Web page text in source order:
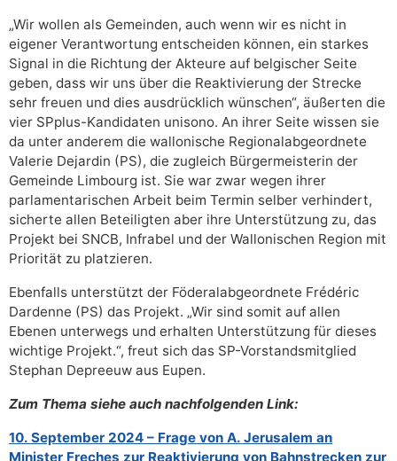
„Wir wollen als Gemeinden, auch wenn wir es nicht in
eigener Verantwortung entscheiden können, ein starkes
Signal in die Richtung der Akteure auf belgischer Seite
geben, dass wir uns über die Reaktivierung der Strecke
sehr freuen und dies ausdrücklich wünschen“, äußerten die
vier SPplus-Kandidaten unisono. An ihrer Seite wissen sie
da unter anderem die wallonische Regionalabgeordnete
Valerie Dejardin (PS), die zugleich Bürgermeisterin der
Gemeinde Limbourg ist. Sie war zwar wegen ihrer
parlamentarischen Arbeit beim Termin selber verhindert,
sicherte allen Beteiligten aber ihre Unterstützung zu, das
Projekt bei SNCB, Infrabel und der Wallonischen Region mit
Priorität zu platzieren.
Ebenfalls unterstützt der Föderalabgeordnete Frédéric
Dardenne (PS) das Projekt. „Wir sind somit auf allen
Ebenen unterwegs und erhalten Unterstützung für dieses
wichtige Projekt.“, freut sich das SP-Vorstandsmitglied
Stephan Depreeuw aus Eupen.
Zum Thema siehe auch nachfolgenden Link:
10. September 2024 – Frage von A. Jerusalem an
Minister Freches zur Reaktivierung von Bahnstrecken zur